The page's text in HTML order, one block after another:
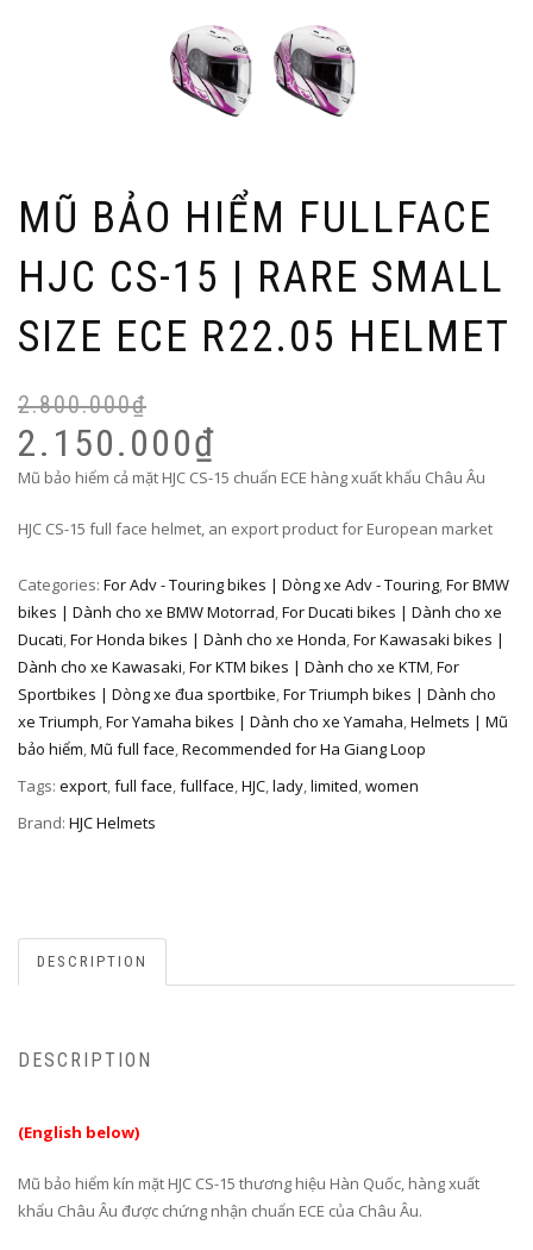
MŨ BẢO HIỂM FULLFACE
HJC CS-15 | RARE SMALL
SIZE ECE R22.05 HELMET
2.800.000₫
2.150.000₫
Mũ bảo hiểm cả mặt HJC CS-15 chuẩn ECE hàng xuất khẩu Châu Âu
HJC CS-15 full face helmet, an export product for European market
Categories: For Adv - Touring bikes | Dòng xe Adv - Touring,For BMW
bikes | Dành cho xe BMW Motorrad,For Ducati bikes | Dành cho xe
Ducati,For Honda bikes | Dành cho xe Honda,For Kawasaki bikes |
Dành cho xe Kawasaki,For KTM bikes | Dành cho xe KTM,For
Sportbikes | Dòng xe đua sportbike,For Triumph bikes | Dành cho
xe Triumph,For Yamaha bikes | Dành cho xe Yamaha,Helmets | Mũ
bảo hiểm,Mũ full face,Recommended for Ha Giang Loop
Tags: export,full face,fullface,HJC,lady,limited,women
Brand: HJC Helmets
DESCRIPTION
DESCRIPTION
(English below)
Mũ bảo hiểm kín mặt HJC CS-15 thương hiệu Hàn Quốc, hàng xuất
khẩu Châu Âu được chứng nhận chuẩn ECE của Châu Âu.